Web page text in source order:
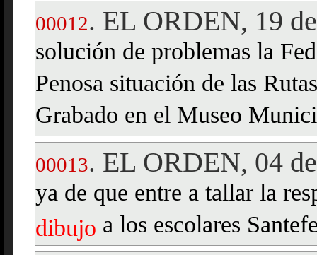
00012. EL ORDEN, 19
solución de problemas la
Penosa situación de las
Grabado en el Museo
00013. EL ORDEN, 04
ya de que entre a tallar la
dibujo a los escolares